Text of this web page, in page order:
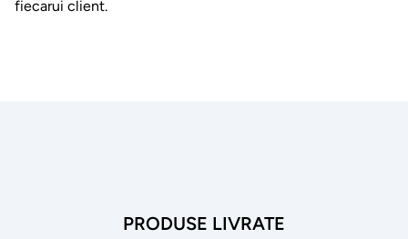
fiecarui client.
PRODUSE LIVRATE